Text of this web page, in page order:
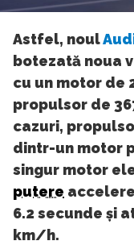
Astfel, noul
botezată noua
cu un motor de
propulsor de
cazuri,
dintr-un motor
singur motor
putere
6.2 secunde și
km/h.